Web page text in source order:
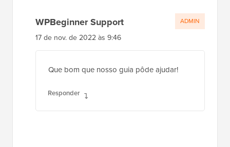
WPBeginner Support
17 de nov. de 2022 às 9:46
Que bom que nosso guia pôde ajudar!
Responder
ADMIN